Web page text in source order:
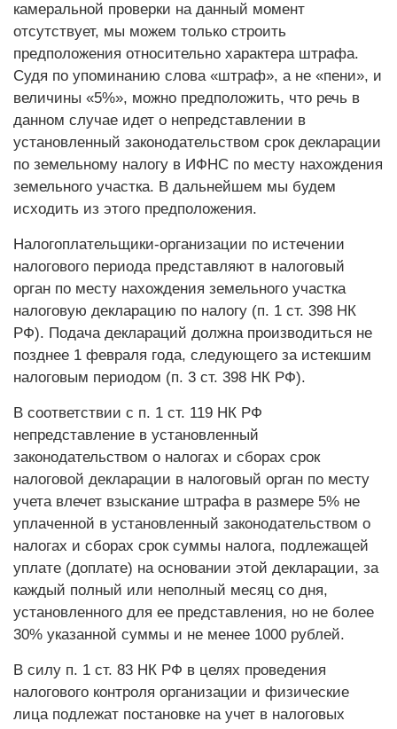
камеральной проверки на данный момент
отсутствует, мы можем только строить
предположения относительно характера штрафа.
Судя по упоминанию слова «штраф», а не «пени», и
величины «5%», можно предположить, что речь в
данном случае идет о непредставлении в
установленный законодательством срок декларации
по земельному налогу в ИФНС по месту нахождения
земельного участка. В дальнейшем мы будем
исходить из этого предположения.
Налогоплательщики-организации по истечении
налогового периода представляют в налоговый
орган по месту нахождения земельного участка
налоговую декларацию по налогу (п. 1 ст. 398 НК
РФ). Подача деклараций должна производиться не
позднее 1 февраля года, следующего за истекшим
налоговым периодом (п. 3 ст. 398 НК РФ).
В соответствии с п. 1 ст. 119 НК РФ
непредставление в установленный
законодательством о налогах и сборах срок
налоговой декларации в налоговый орган по месту
учета влечет взыскание штрафа в размере 5% не
уплаченной в установленный законодательством о
налогах и сборах срок суммы налога, подлежащей
уплате (доплате) на основании этой декларации, за
каждый полный или неполный месяц со дня,
установленного для ее представления, но не более
30% указанной суммы и не менее 1000 рублей.
В силу п. 1 ст. 83 НК РФ в целях проведения
налогового контроля организации и физические
лица подлежат постановке на учет в налоговых